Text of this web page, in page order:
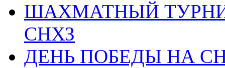
ШАХМАТНЫЙ
СНХЗ
ДЕНЬ ПОБЕДЫ НА